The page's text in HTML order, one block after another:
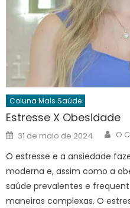
Coluna Mais Saúde
Estresse X Obesidade
Posted
on
31 de maio de 2024 O
O estresse e a ansiedade
moderna e, assim como a
saúde prevalentes e
maneiras complexas. O